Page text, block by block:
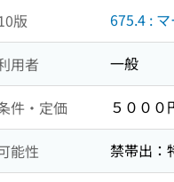
版 675.4 :
用者 一般
件・定価 ５０００
能性 禁帯出：